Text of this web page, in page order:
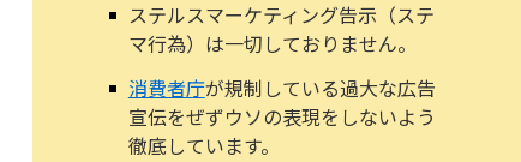
ステルスマーケティング告示（ステ
マ行為）は一切しておりません。
消費者庁が規制している過大な広告
宣伝をぜずウソの表現をしないよう
徹底しています。